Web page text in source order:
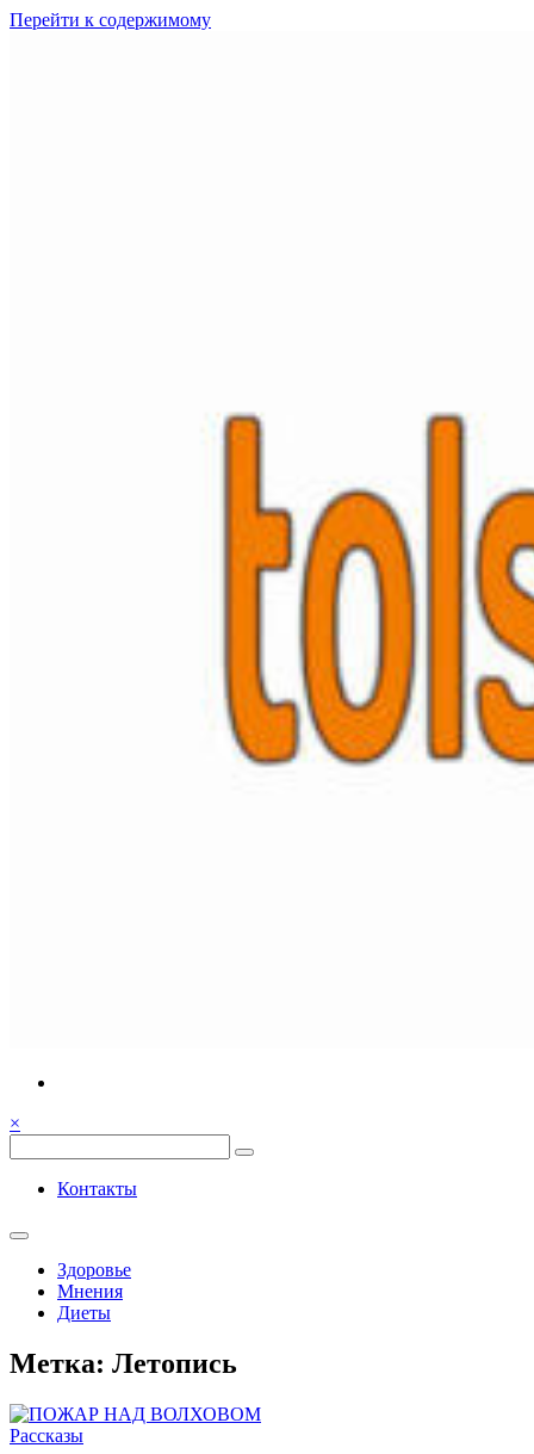
Перейти к содержимому
Весёлый и здоровый образ
жизни
Семья, общение, здоровье.
×
Весёлый и здоровый образ жизни
Контакты
Здоровье
Мнения
Диеты
Метка: Летопись
Рассказы